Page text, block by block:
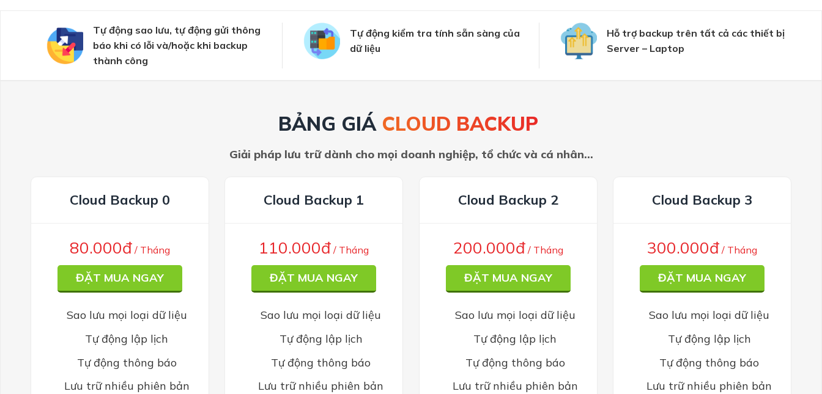
Tự động sao lưu, tự động gửi thông
báo khi có lỗi và/hoặc khi backup
thành công
Tự động kiểm tra tính sẵn sàng của
dữ liệu
Hỗ trợ backup trên tất cả các thiết bị
Server – Laptop
BẢNG GIÁCLOUD BACKUP
Giải pháp lưu trữ dành cho mọi doanh nghiệp, tổ chức và cá nhân…
Cloud Backup 0
80.000đ / Tháng
ĐẶT MUA NGAY
Sao lưu mọi loại dữ liệu
Tự động lập lịch
Tự động thông báo
Lưu trữ nhiều phiên bản
Cloud Backup 1
110.000đ / Tháng
ĐẶT MUA NGAY
Sao lưu mọi loại dữ liệu
Tự động lập lịch
Tự động thông báo
Lưu trữ nhiều phiên bản
Cloud Backup 2
200.000đ / Tháng
ĐẶT MUA NGAY
Sao lưu mọi loại dữ liệu
Tự động lập lịch
Tự động thông báo
Lưu trữ nhiều phiên bản
Cloud Backup 3
300.000đ / Tháng
ĐẶT MUA NGAY
Sao lưu mọi loại dữ liệu
Tự động lập lịch
Tự động thông báo
Lưu trữ nhiều phiên bản